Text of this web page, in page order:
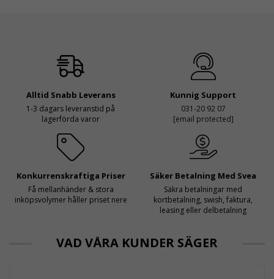
Alltid Snabb Leverans
1-3 dagars leveranstid på
lagerförda varor
Kunnig Support
031-20 92 07
[email protected]
Konkurrenskraftiga Priser
Få mellanhänder & stora
inköpsvolymer håller priset nere
Säker Betalning Med Svea
Säkra betalningar med
kortbetalning, swish, faktura,
leasing eller delbetalning
VAD VÅRA KUNDER SÄGER